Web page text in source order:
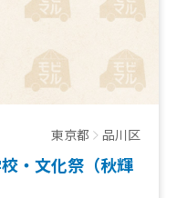
東京都 品川区
・文化祭（秋輝